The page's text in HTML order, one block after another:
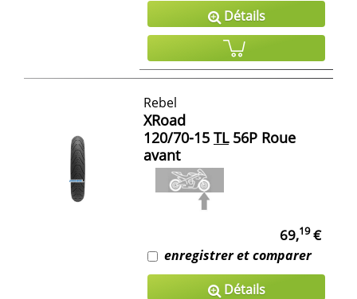
Détails
Rebel
XRoad
120/70-15 TL56P Roue
avant
69,19€
enregistrer et comparer
Détails